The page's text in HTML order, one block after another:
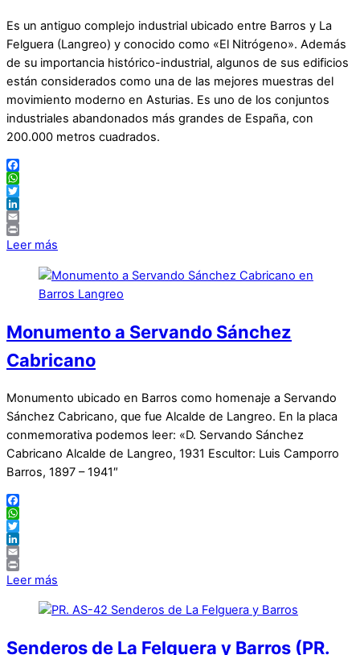
Es un antiguo complejo industrial ubicado entre Barros y La
Felguera (Langreo) y conocido como «El Nitrógeno». Además
de su importancia histórico-industrial, algunos de sus edificios
están considerados como una de las mejores muestras del
movimiento moderno en Asturias. Es uno de los conjuntos
industriales abandonados más grandes de España, con
200.000 metros cuadrados.
Facebook
WhatsApp
Twitter
LinkedIn
Email
Print
Leer más
Monumento a Servando Sánchez
Cabricano
Monumento ubicado en Barros como homenaje a Servando
Sánchez Cabricano, que fue Alcalde de Langreo. En la placa
conmemorativa podemos leer: «D. Servando Sánchez
Cabricano Alcalde de Langreo, 1931 Escultor: Luis Camporro
Barros, 1897 – 1941″
Facebook
WhatsApp
Twitter
LinkedIn
Email
Print
Leer más
Senderos de La Felguera y Barros (PR.